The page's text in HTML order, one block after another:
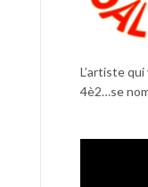
L’artiste
4è2…se